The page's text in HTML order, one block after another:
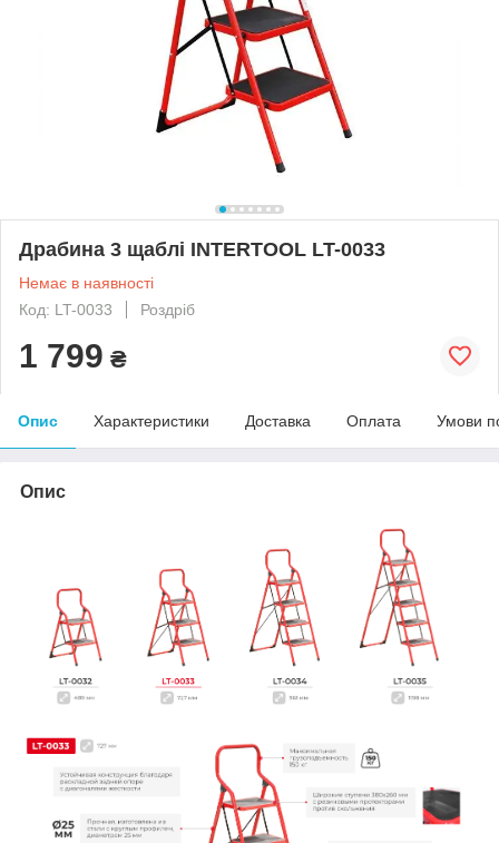
Драбина 3 щаблі INTERTOOL LT-0033
Немає в наявності
Код: LT-0033
Роздріб
1 799 ₴
Опис Характеристики Доставка Оплата Умови
Опис